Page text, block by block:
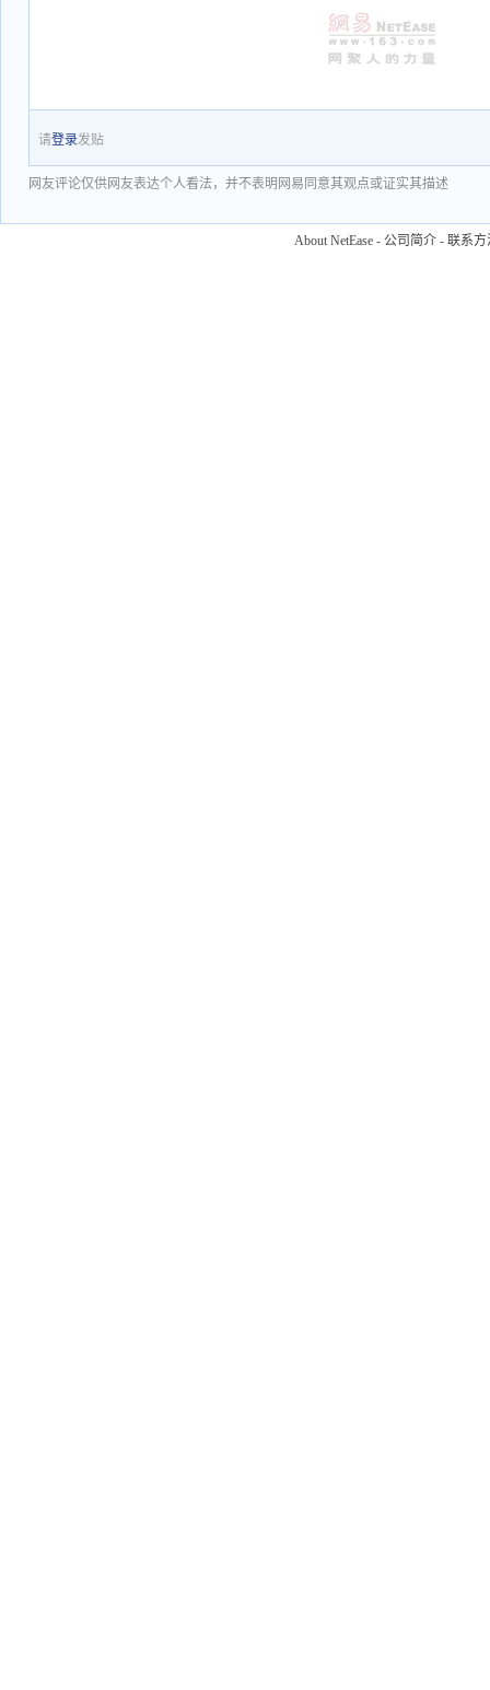
请登录发贴
网友评论仅供网友表达个人看法，并不表明网易同意其观点或证实其描述
About NetEase - 公司简介 - 联系方